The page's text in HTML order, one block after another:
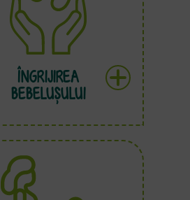
ÎNGRIJIREA
BEBELUȘULUI